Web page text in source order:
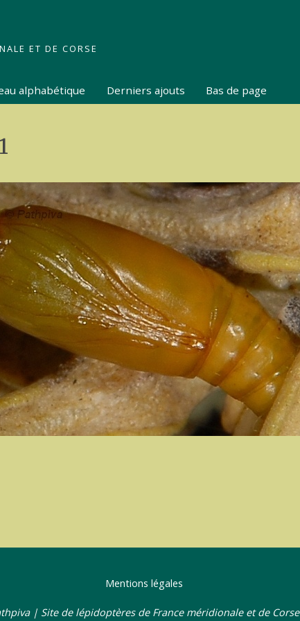
ET DE CORSE
alphabétique Derniers ajouts Bas de page
Mentions légales
| Site de lépidoptères de France méridionale et de Corse